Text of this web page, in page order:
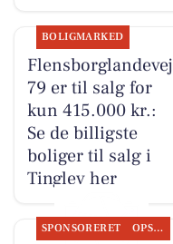
BOLIGMARKED
Flensborglandevej
79 er til salg for
kun 415.000 kr.:
Se de billigste
boliger til salg i
Tinglev her
SPONSORERET OPSLAGSTAVLEN